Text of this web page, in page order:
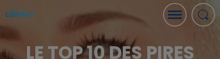
LE TOP 10 DES PIRES